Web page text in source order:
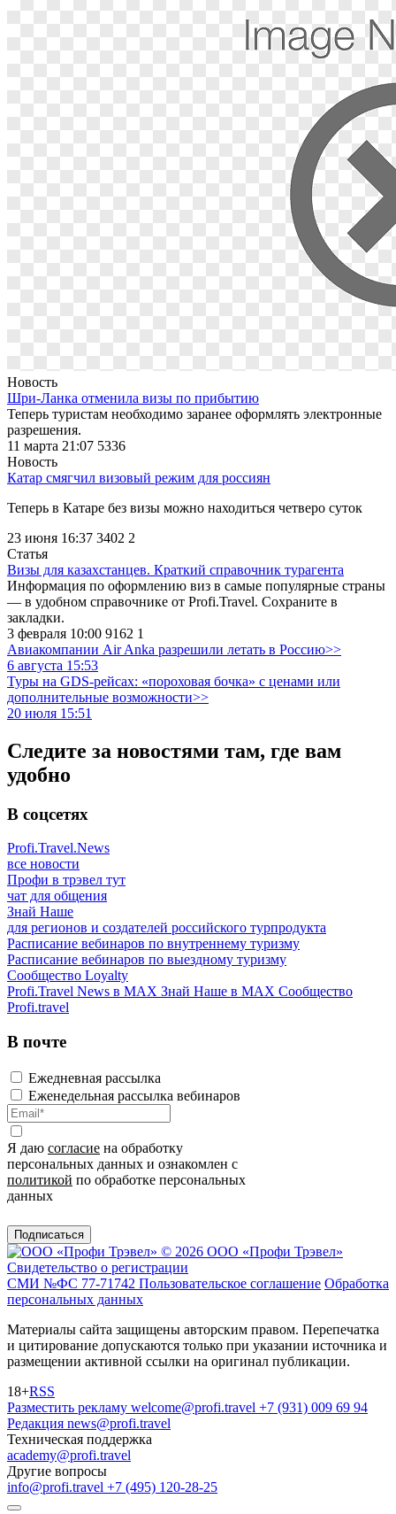
Новость
Шри-Ланка отменила визы по прибытию
Теперь туристам необходимо заранее оформлять электронные
разрешения.
11 марта 21:07 5336
Новость
Катар смягчил визовый режим для россиян
Теперь в Катаре без визы можно находиться четверо суток
23 июня 16:37 3402 2
Статья
Визы для казахстанцев. Краткий справочник турагента
Информация по оформлению виз в самые популярные страны
— в удобном справочнике от Profi.Travel. Сохраните в
закладки.
3 февраля 10:00 9162 1
Авиакомпании Air Anka разрешили летать в Россию>>
6 августа 15:53
Туры на GDS-рейсах: «пороховая бочка» с ценами или
дополнительные возможности>>
20 июля 15:51
Следите за новостями там, где вам
удобно
В соцсетях
Profi.Travel.News
все новости
Профи в трэвел тут
чат для общения
Знай Наше
для регионов и создателей российского турпродукта
Расписание вебинаров по внутреннему туризму
Расписание вебинаров по выездному туризму
Сообщество Loyalty
Profi.Travel News в MAX Знай Наше в MAX Сообщество
Profi.travel
В почте
Ежедневная рассылка
Еженедельная рассылка вебинаров
Я даю согласие на обработку
персональных данных и ознакомлен с
политикой по обработке персональных
данных
Подписаться
© 2026 ООО «Профи Трэвeл»
Свидетельство о регистрации
СМИ №ФС 77-71742 Пользовательское соглашение Обработка
персональных данных
Материалы сайта защищены авторским правом. Перепечатка
и цитирование допускаются только при указании источника и
размещении активной ссылки на оригинал публикации.
18+RSS
Разместить рекламу welcome@profi.travel +7 (931) 009 69 94
Редакция news@profi.travel
Техническая поддержка
academy@profi.travel
Другие вопросы
info@profi.travel +7 (495) 120-28-25